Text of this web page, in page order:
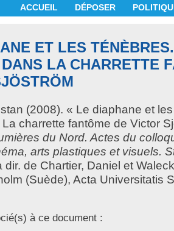
ACCUEIL DÉPOSER
ET LES
LA CHARRETTE
(2008). « Le diaphane et
La charrette fantôme de Victor
du Nord. Actes du
arts plastiques et visuels.
dir. de Chartier, Daniel et
(Suède), Acta Universitatis
à ce document :